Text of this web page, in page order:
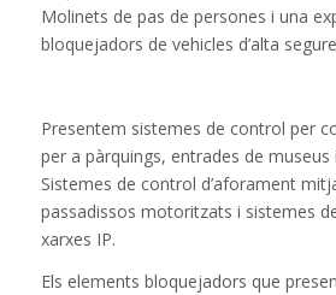
Molinets de pas de persones i una
bloquejadors de vehicles d’alta
Presentem sistemes de control per
per a pàrquings, entrades de museus
Sistemes de control d’aforament
passadissos motoritzats i sistemes
xarxes IP.
Els elements bloquejadors que